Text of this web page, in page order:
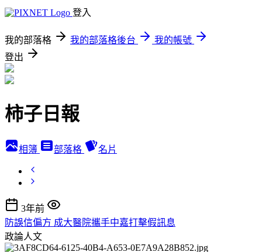
登入
我的部落格 我的部落格後台
我的帳號
登出
柿子日報
相簿 部落格 名片
3年前
防誤信偏方 成大醫院攜手中嘉打擊假訊息
政論人文